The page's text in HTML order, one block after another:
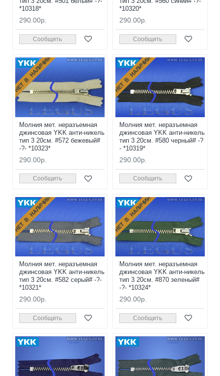
*10318*
290.00р.
Сообщить
*10320*
290.00р.
Сообщить
НЕТ В НАЛИЧИИ
Молния мет. неразъемная
джинсовая YKK анти-никель
тип 3 20см. #572 бежевый#
-?- *10323*
290.00р.
Сообщить
НЕТ В НАЛИЧИИ
Молния мет. неразъемная
джинсовая YKK анти-никель
тип 3 20см. #580 черный# -?
- *10319*
290.00р.
Сообщить
НЕТ В НАЛИЧИИ
Молния мет. неразъемная
джинсовая YKK анти-никель
тип 3 20см. #582 серый# -?-
*10321*
290.00р.
Сообщить
НЕТ В НАЛИЧИИ
Молния мет. неразъемная
джинсовая YKK анти-никель
тип 3 20см. #870 зеленый#
-?- *10324*
290.00р.
Сообщить